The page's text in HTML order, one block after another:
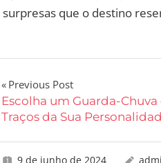
surpresas que o destino
Navegação
de
Post
Previous Post
Escolha um Guarda-Chuva
Traços da Sua
9 de junho de 2024